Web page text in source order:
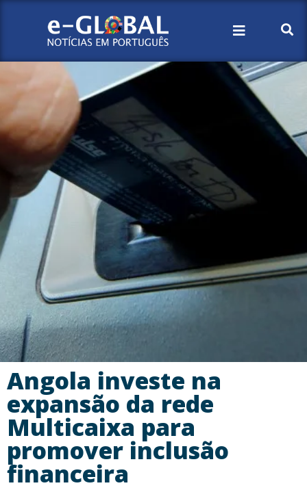
Angola investe na
expansão da rede
Multicaixa para
promover inclusão
financeira